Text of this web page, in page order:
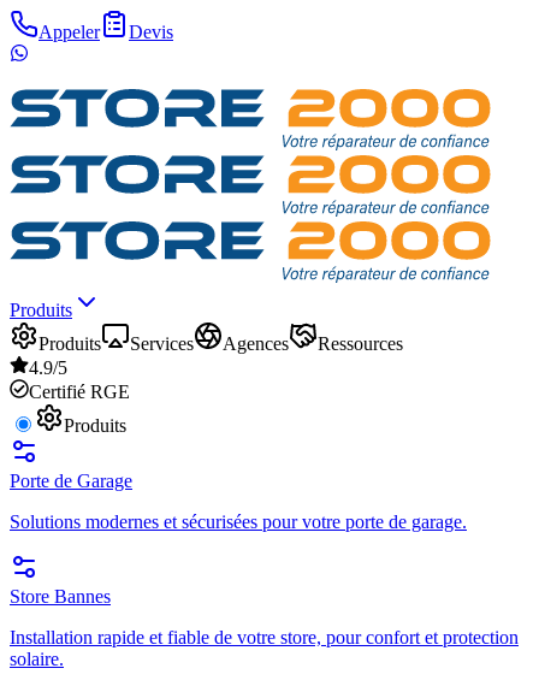
Appeler Devis
Produits
Produits
Services Agences
Ressources
4.9/5
Certifié RGE
Produits
Porte de Garage
Solutions modernes et sécurisées pour votre porte de garage.
Store Bannes
Installation rapide et fiable de votre store, pour confort et protection
solaire.